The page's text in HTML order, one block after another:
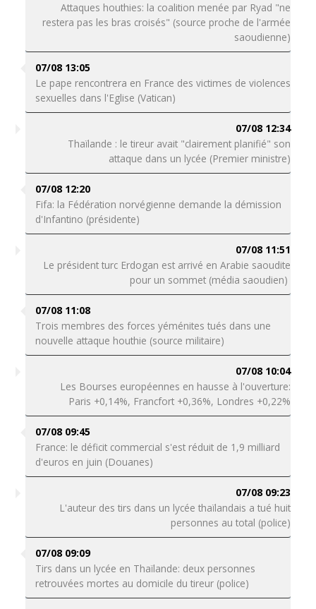
Attaques houthies: la coalition menée par Ryad "ne
restera pas les bras croisés" (source proche de l'armée
saoudienne)
07/08 13:05
Le pape rencontrera en France des victimes de violences
sexuelles dans l'Eglise (Vatican)
07/08 12:34
Thaïlande : le tireur avait "clairement planifié" son
attaque dans un lycée (Premier ministre)
07/08 12:20
Fifa: la Fédération norvégienne demande la démission
d'Infantino (présidente)
07/08 11:51
Le président turc Erdogan est arrivé en Arabie saoudite
pour un sommet (média saoudien)
07/08 11:08
Trois membres des forces yéménites tués dans une
nouvelle attaque houthie (source militaire)
07/08 10:04
Les Bourses européennes en hausse à l'ouverture:
Paris +0,14%, Francfort +0,36%, Londres +0,22%
07/08 09:45
France: le déficit commercial s'est réduit de 1,9 milliard
d'euros en juin (Douanes)
07/08 09:23
L'auteur des tirs dans un lycée thaïlandais a tué huit
personnes au total (police)
07/08 09:09
Tirs dans un lycée en Thaïlande: deux personnes
retrouvées mortes au domicile du tireur (police)